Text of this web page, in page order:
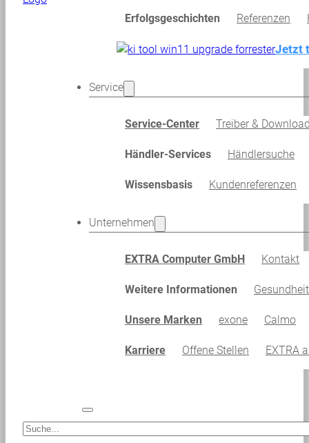
Suche<
Erfolgsgeschichten Referenzen
Jetzt
Service
Service-Center Treiber &
Händler-Services Händlersuche
Wissensbasis Kundenreferenzen
Unternehmen
EXTRA Computer GmbH Kontakt
Weitere Informationen
Unsere Marken exone Calmo
Karriere Offene Stellen EXTRA